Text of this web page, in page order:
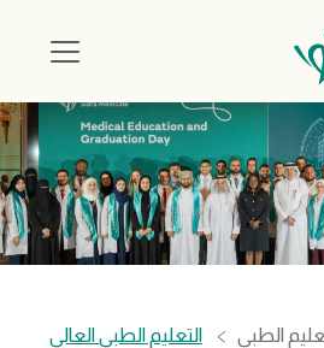
الطبي التعليم الطبي العالي